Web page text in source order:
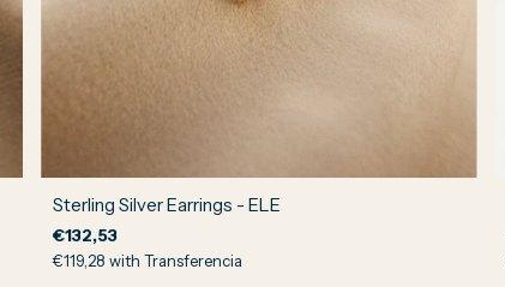
Sterling Silver Earrings - ELE
€132,53
€119,28with Transferencia